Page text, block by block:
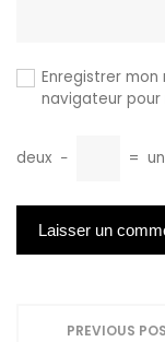
Enregistrer
navigateur
deux − = un
PREVIOUS